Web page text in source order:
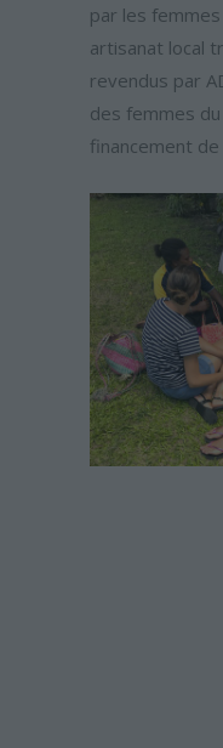
par les femmes
artisanat local
revendus par
des femmes
financement